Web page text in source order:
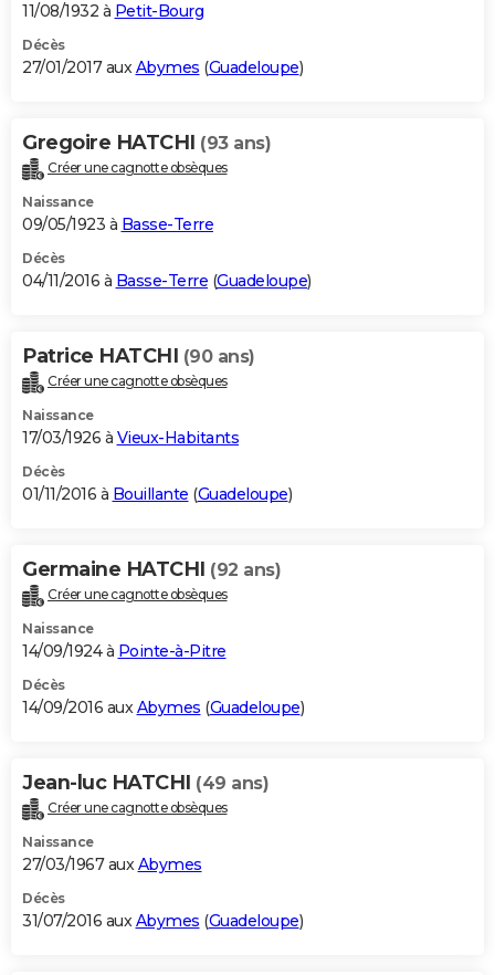
11/08/1932 à Petit-Bourg
Décès
27/01/2017 auxAbymes (Guadeloupe)
Gregoire HATCHI (93 ans)
Créer une cagnotte obsèques
Naissance
09/05/1923 à Basse-Terre
Décès
04/11/2016 à Basse-Terre (Guadeloupe)
Patrice HATCHI (90 ans)
Créer une cagnotte obsèques
Naissance
17/03/1926 à Vieux-Habitants
Décès
01/11/2016 à Bouillante (Guadeloupe)
Germaine HATCHI (92 ans)
Créer une cagnotte obsèques
Naissance
14/09/1924 à Pointe-à-Pitre
Décès
14/09/2016 auxAbymes (Guadeloupe)
Jean-luc HATCHI (49 ans)
Créer une cagnotte obsèques
Naissance
27/03/1967 auxAbymes
Décès
31/07/2016 auxAbymes (Guadeloupe)